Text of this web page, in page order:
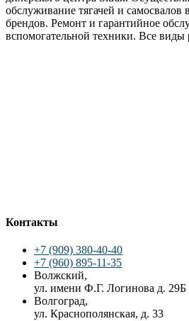
обслуживание тягачей и самосвалов
брендов. Ремонт и гарантийное
вспомогательной техники. Все виды
Контакты
+7 (909) 380-40-40
+7 (960) 895-11-35
Волжский,
ул. имени Ф.Г. Логинова д. 29Б
Волгоград,
ул. Краснополянская, д. 33